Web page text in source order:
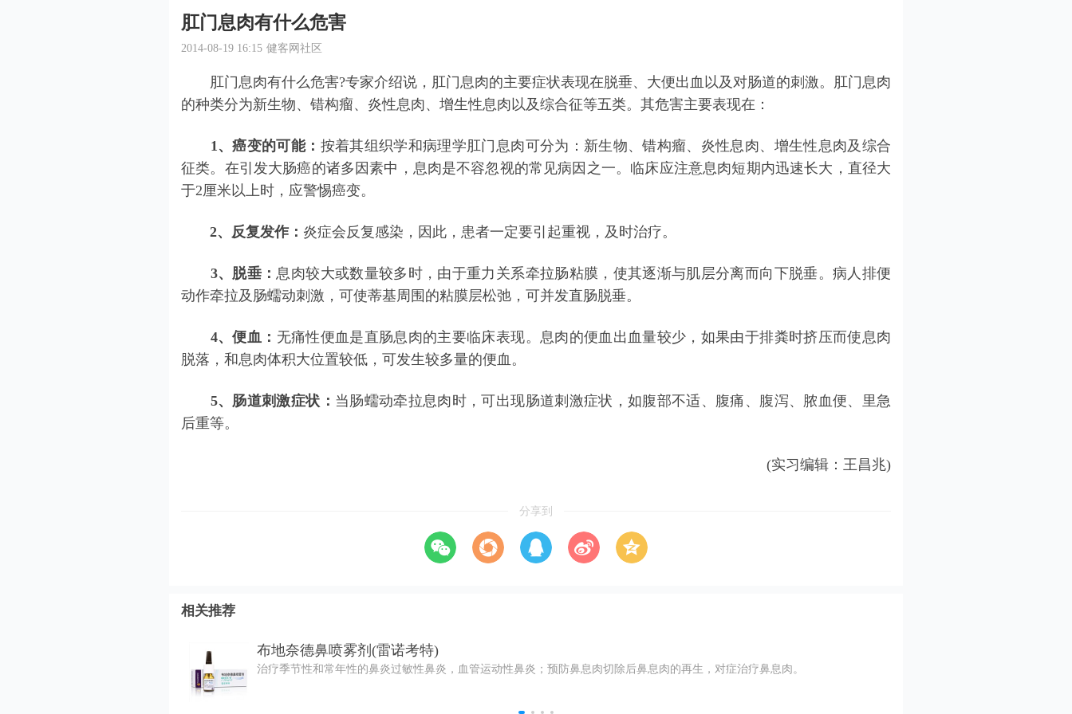
肛门息肉有什么危害
2014-08-19 16:15 健客网社区
肛门息肉有什么危害?专家介绍说，肛门息肉的主要症状表现在脱垂、大便出血以及对肠道的刺激。肛门息肉
的种类分为新生物、错构瘤、炎性息肉、增生性息肉以及综合征等五类。其危害主要表现在：
1、癌变的可能： 按着其组织学和病理学肛门息肉可分为：新生物、错构瘤、炎性息肉、增生性息肉及综合
征类。在引发大肠癌的诸多因素中，息肉是不容忽视的常见病因之一。临床应注意息肉短期内迅速长大，直径大
于2厘米以上时，应警惕癌变。
2、反复发作： 炎症会反复感染，因此，患者一定要引起重视，及时治疗。
3、脱垂：息肉较大或数量较多时，由于重力关系牵拉肠粘膜，使其逐渐与肌层分离而向下脱垂。病人排便
动作牵拉及肠蠕动刺激，可使蒂基周围的粘膜层松弛，可并发直肠脱垂。
4、便血： 无痛性便血是直肠息肉的主要临床表现。息肉的便血出血量较少，如果由于排粪时挤压而使息肉
脱落，和息肉体积大位置较低，可发生较多量的便血。
5、肠道刺激症状： 当肠蠕动牵拉息肉时，可出现肠道刺激症状，如腹部不适、腹痛、腹泻、脓血便、里急
后重等。
(实习编辑：王昌兆)
分享到
相关推荐
布地奈德鼻喷雾剂(雷诺考特)
治疗季节性和常年性的鼻炎过敏性鼻炎，血管运动性鼻炎；预防鼻息肉切除后鼻息肉的再生，对症治疗鼻息肉。